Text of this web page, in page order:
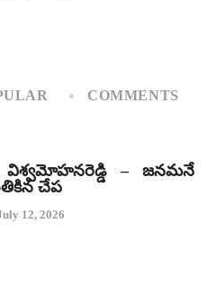
COMMENTS
విశ్వమోహనరెడ్డి – జనమనే
చేప
12, 2026